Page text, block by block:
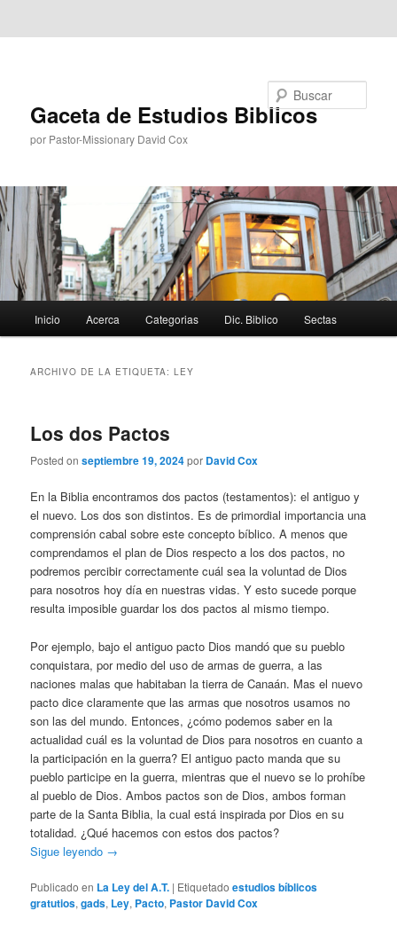
Gaceta de Estudios Biblicos
por Pastor-Missionary David Cox
principal
Inicio Acerca Categorias Dic. Biblico Sectas
ARCHIVO DE LA ETIQUETA:LEY
Los dos Pactos
Posted onseptiembre 19, 2024por David Cox
En la Biblia encontramos dos pactos (testamentos): el antiguo y
el nuevo. Los dos son distintos. Es de primordial importancia una
comprensión cabal sobre este concepto bíblico. A menos que
comprendamos el plan de Dios respecto a los dos pactos, no
podremos percibir correctamente cuál sea la voluntad de Dios
para nosotros hoy día en nuestras vidas. Y esto sucede porque
resulta imposible guardar los dos pactos al mismo tiempo.
Por ejemplo, bajo el antiguo pacto Dios mandó que su pueblo
conquistara, por medio del uso de armas de guerra, a las
naciones malas que habitaban la tierra de Canaán. Mas el nuevo
pacto dice claramente que las armas que nosotros usamos no
son las del mundo. Entonces, ¿cómo podemos saber en la
actualidad cuál es la voluntad de Dios para nosotros en cuanto a
la participación en la guerra? El antiguo pacto manda que su
pueblo participe en la guerra, mientras que el nuevo se lo prohíbe
al pueblo de Dios. Ambos pactos son de Dios, ambos forman
parte de la Santa Biblia, la cual está inspirada por Dios en su
totalidad. ¿Qué hacemos con estos dos pactos?
Sigue leyendo →
Publicado en La Ley del A.T. | Etiquetado estudios bíblicos
gratutios,gads, Ley, Pacto, Pastor David Cox